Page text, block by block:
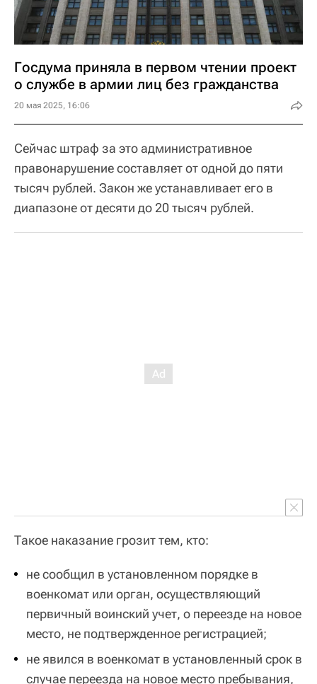
Госдума приняла в первом чтении проект
о службе в армии лиц без гражданства
20 мая 2025, 16:06
Сейчас штраф за это административное
правонарушение составляет от одной до пяти
тысяч рублей. Закон же устанавливает его в
диапазоне от десяти до 20 тысяч рублей.
Такое наказание грозит тем, кто:
не сообщил в установленном порядке в
военкомат или орган, осуществляющий
первичный воинский учет, о переезде на новое
место, не подтвержденное регистрацией;
не явился в военкомат в установленный срок в
случае переезда на новое место пребывания,